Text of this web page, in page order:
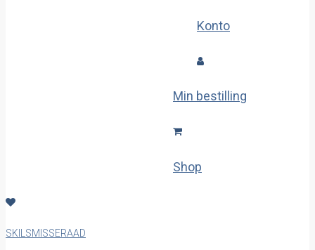
Konto
Min bestilling
Shop
SKILSMISSERAAD